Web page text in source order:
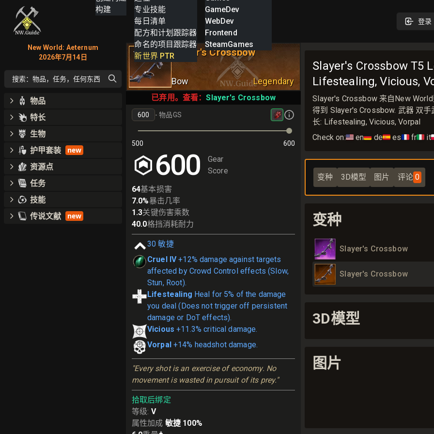
构建
专业技能
每日清单
配方和计划跟踪器
命名的项目跟踪器
新世界 PTR
GameDev
WebDev
Frontend
SteamGames
登录
V Slayer's Crossbow
Bow Legendary
已弃用。查看：Slayer's Crossbow
-物品GS
500 600
600
Gear
Score
64基本损害
7.0%暴击几率
1.3关键伤害乘数
40.0格挡消耗耐力
30 敏捷
Cruel IV +12% damage against targets
affected by Crowd Control effects (Slow,
Stun, Root).
Lifestealing Heal for 5% of the damage
you deal (Does not trigger off persistent
damage or DoT effects).
Vicious +11.3% critical damage.
Vorpal +14% headshot damage.
"Every shot is an exercise of economy. No
movement is wasted in pursuit of its prey."
拾取后绑定
等级: V
属性加成 敏捷 100%
Slayer's Crossbow T5
Lifestealing, Vicious,
Slayer's Crossbow 来自New
得到 Slayer's Crossbow. 武器 双
长: Lifestealing, Vicious, Vorpal
Check on:🇺🇸 en🇩🇪 de🇪🇸 es🇫🇷 fr🇮🇹 it
变种 3D模型 图片 评论 0
变种
Slayer's Crossbow
Slayer's Crossbow
3D模型
图片
New World: Aeternum
2026年7月14日
搜索：物品，任务，任何东西
物品
特长
生物
护甲套装
new
资源点
任务
技能
传说文献
new